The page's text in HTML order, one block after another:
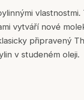
vytváří nové
připravený
v studeném oleji.